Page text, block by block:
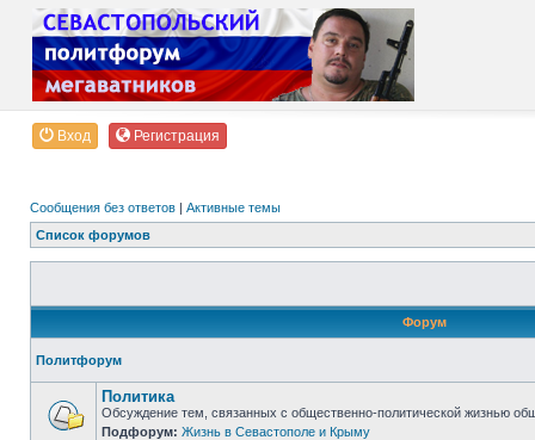
Вход Регистрация
Сообщения без ответов | Активные темы
Список форумов
Форум
Политфорум
Политика
Обсуждение тем, связанных с общественно-политической жизнью
Подфорум: Жизнь в Севастополе и Крыму